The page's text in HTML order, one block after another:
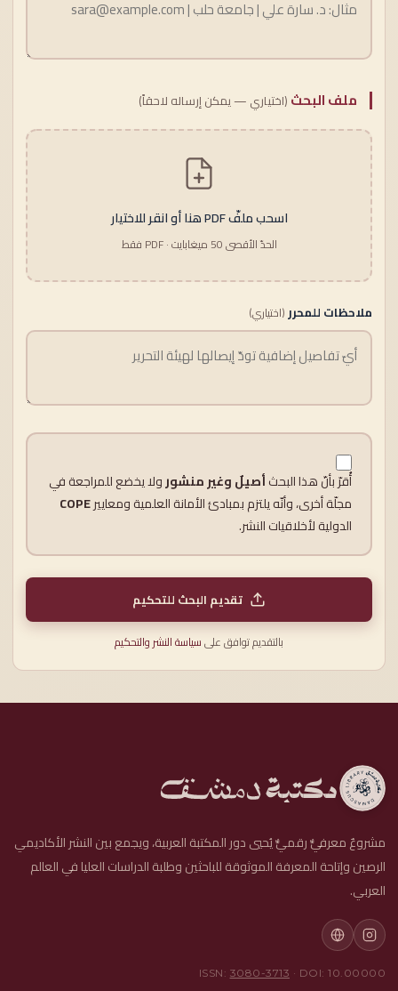
ملف البحث (اختياري — يمكن إرساله لاحقاً)
اسحب ملفّ PDF هنا أو انقر للاختيار
الحدّ الأقصى 50 ميغابايت · PDF فقط
ملاحظات للمحرر(اختياري)
أُقرّ بأنّ هذا البحثأصيلٌ وغير منشورولا يخضع للمراجعة في
مجلّة أخرى، وأنّه يلتزم بمبادئ الأمانة العلمية ومعاييرCOPE
الدولية لأخلاقيات النشر.
تقديم البحث للتحكيم
بالتقديم توافق علىسياسة النشر والتحكيم
مشروعٌ معرفيٌّ رقميٌّ يُحيي دور المكتبة العربية، ويجمع بين النشر الأكاديمي
الرصين وإتاحة المعرفة الموثوقة للباحثين وطلبة الدراسات العليا في العالم
العربي.
ISSN: 3080-3713 · DOI: 10.00000